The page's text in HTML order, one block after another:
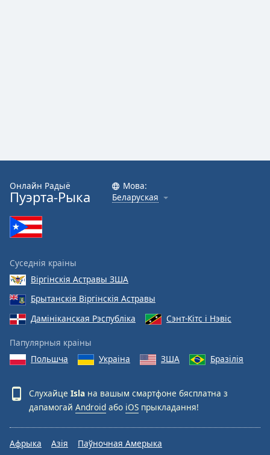
Font
Family
Done
Close
Dialog
End
dialog
window.
Онлайн Радыё
Пуэрта-Рыка
Мова:
Беларуская
Суседнія краіны
Віргінскія Астравы ЗША
Брытанскія Віргінскія Астравы
Дамініканская Рэспубліка
Сэнт-Кітс і Нэвіс
Папулярныя краіны
Польшча
Украіна ЗША Бразілія
Слухайце Isla на вашым смартфоне бясплатна з
дапамогай Android або iOS прыкладання!
Афрыка Азія
Паўночная Амерыка